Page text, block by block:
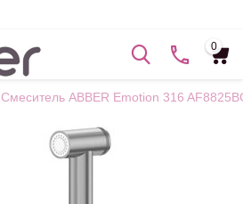
0
Смеситель ABBER Emotion 316